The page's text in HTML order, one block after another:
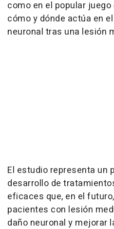
como en el popular
cómo y dónde actúa en
neuronal tras una lesión
El estudio representa un
desarrollo de
eficaces que, en el
pacientes con lesión
daño neuronal y mejorar